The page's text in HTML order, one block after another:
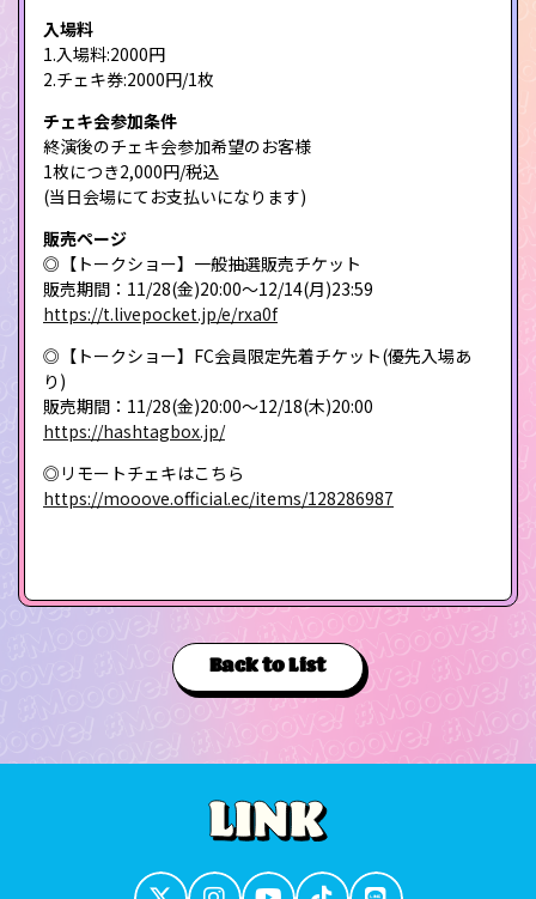
入場料
1.入場料:2000円
2.チェキ券:2000円/1枚
チェキ会参加条件
終演後のチェキ会参加希望のお客様
1枚につき2,000円/税込
(当日会場にてお支払いになります)
販売ページ
◎【トークショー】一般抽選販売チケット
販売期間：11/28(金)20:00～12/14(月)23:59
https://t.livepocket.jp/e/rxa0f
◎【トークショー】FC会員限定先着チケット(優先入場あ
り)
販売期間：11/28(金)20:00～12/18(木)20:00
https://hashtagbox.jp/
◎リモートチェキはこちら
https://mooove.official.ec/items/128286987
Back to List